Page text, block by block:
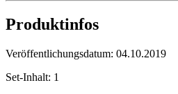
Produktinfos
Veröffentlichungsdatum: 04.10.2019
Set-Inhalt: 1